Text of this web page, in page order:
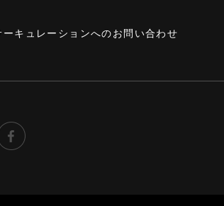
ーキュレーションへのお問い合わせ